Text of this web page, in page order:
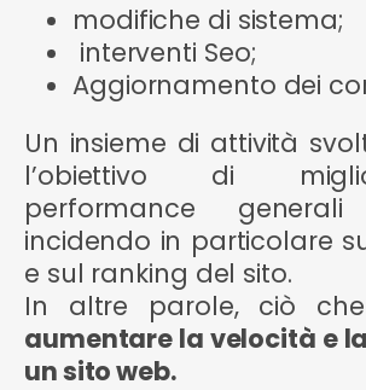
modifiche di sistema;
interventi Seo;
Aggiornamento dei
Un insieme di attività
l’obiettivo di
performance
incidendo in particolare
e sul ranking del sito.
In altre parole, ciò
aumentare la velocità e
un sito web.